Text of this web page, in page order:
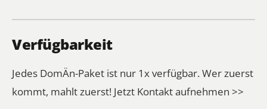
Verfügbarkeit
Jedes DomÄn-Paket ist nur 1x verfügbar. Wer zuerst
kommt, mahlt zuerst! Jetzt Kontakt aufnehmen >>